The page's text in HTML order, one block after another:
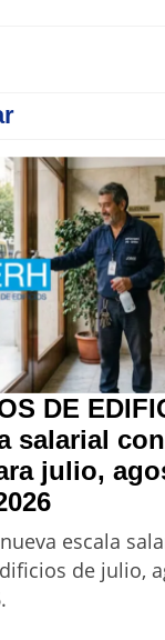
DE
salarial con
julio,
DEescala
de julio,